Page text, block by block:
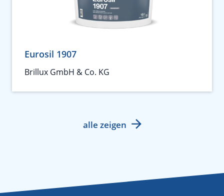
Eurosil 1907
Brillux GmbH & Co. KG
alle zeigen